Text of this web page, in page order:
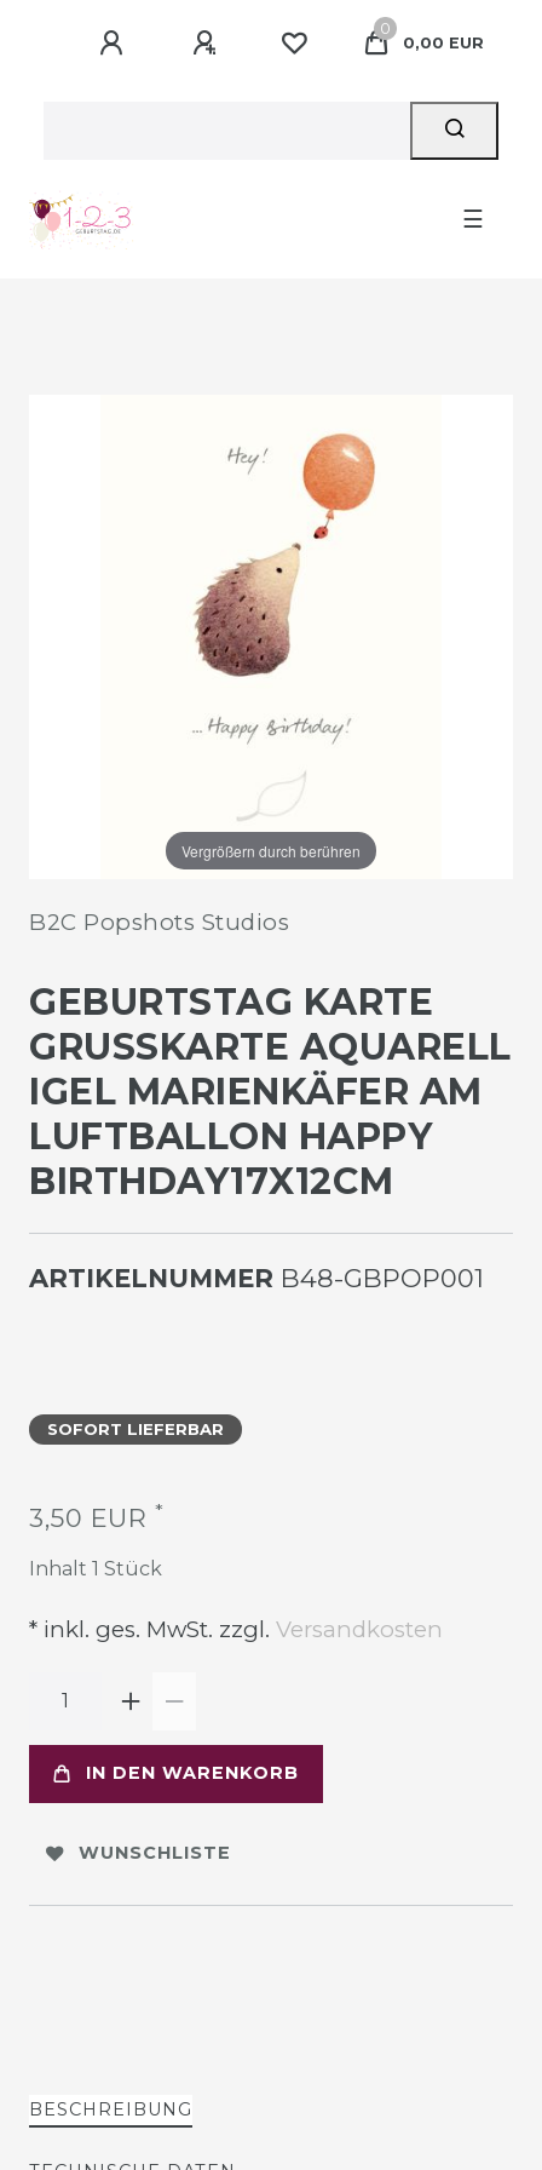
0
0,00 EUR
☰
Vergrößern durch berühren
B2C Popshots Studios
GEBURTSTAG KARTE
GRUSSKARTE AQUARELL I
GEL MARIENKÄFER AM L
UFTBALLON HAPPY B
IRTHDAY17X12CM
ARTIKELNUMMER B48-GBPOP001
SOFORT LIEFERBAR
3,50 EUR *
Inhalt 1 Stück
* inkl. ges. MwSt. zzgl. Versandkosten
IN DEN WARENKORB
WUNSCHLISTE
BESCHREIBUNG